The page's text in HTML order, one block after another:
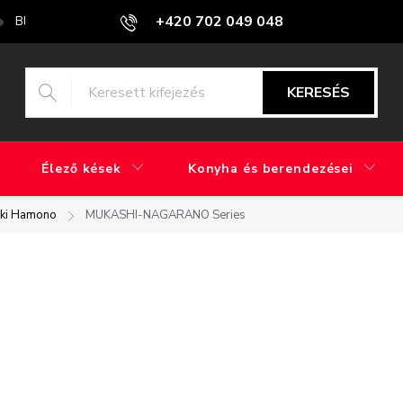
+420 702 049 048
Blog Mi a különbség a gyári csiszolás és a kézi csiszolás között?
KERESÉS
Élező kések Konyha és berendezései
Hamono MUKASHI-NAGARANO Series